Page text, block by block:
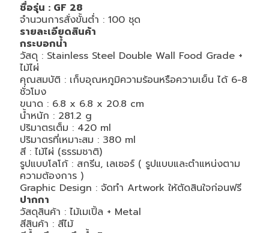
ชื่อรุ่น : GF 28
จำนวนการสั่งขั้นต่ำ : 100 ชุด
รายละเอียดสินค้า
กระบอกน้ำ
วัสดุ : Stainless Steel Double Wall Food Grade +
ไม้ไผ่
คุณสมบัติ : เก็บอุณหภูมิความร้อนหรือความเย็น ได้ 6-8
ชั่วโมง
ขนาด : 6.8 x 6.8 x 20.8 cm
น้ำหนัก : 281.2 g
ปริมาตรเต็ม : 420 ml
ปริมาตรที่เหมาะสม : 380 ml
สี : ไม้ไผ่ (ธรรมชาติ)
รูปแบบโลโก้ : สกรีน, เลเซอร์ ( รูปแบบและตำแหน่งตาม
ความต้องการ )
Graphic Design : จัดทำ Artwork ให้ตัดสินใจก่อนฟรี
ปากกา
วัสดุสินค้า : ไม้เมเปิ้ล + Metal
สีสินค้า : สีไม้